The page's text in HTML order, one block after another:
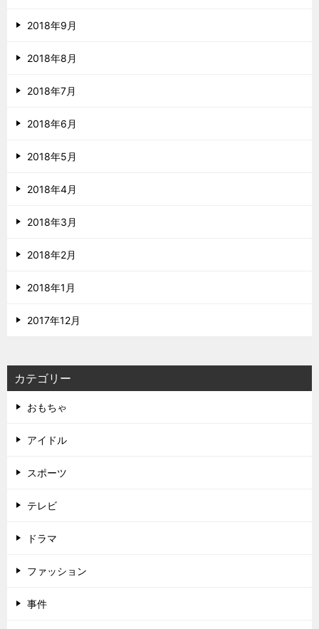
2018年9月
2018年8月
2018年7月
2018年6月
2018年5月
2018年4月
2018年3月
2018年2月
2018年1月
2017年12月
カテゴリー
おもちゃ
アイドル
スポーツ
テレビ
ドラマ
ファッション
事件